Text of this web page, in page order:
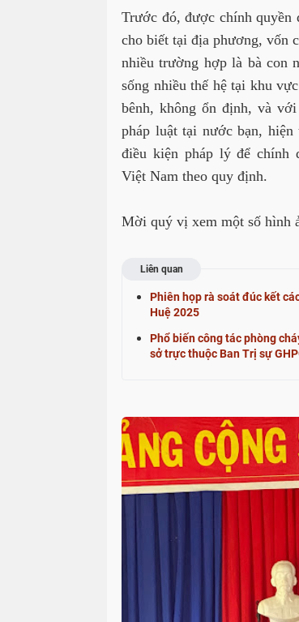
Trước đó, được chính quyền
cho biết tại địa phương, vốn
nhiều trường hợp là bà con
sống nhiều thế hệ tại khu
bênh, không ổn định, và
pháp luật tại nước bạn,
điều kiện pháp lý để chính
Việt Nam theo quy định.
Mời quý vị xem một số hình
Liên quan
Phiên họp rà soát đúc kết
Huệ 2025
Phổ biến công tác phòng
sở trực thuộc Ban Trị sự